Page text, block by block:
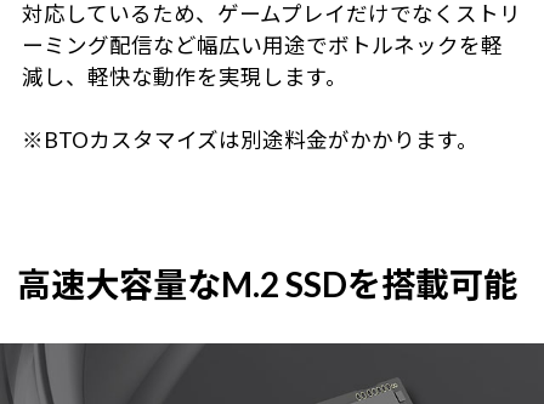
対応しているため、ゲームプレイだけでなくストリ
ーミング配信など幅広い用途でボトルネックを軽
減し、軽快な動作を実現します。
※BTOカスタマイズは別途料金がかかります。
高速大容量なM.2 SSDを搭載可能